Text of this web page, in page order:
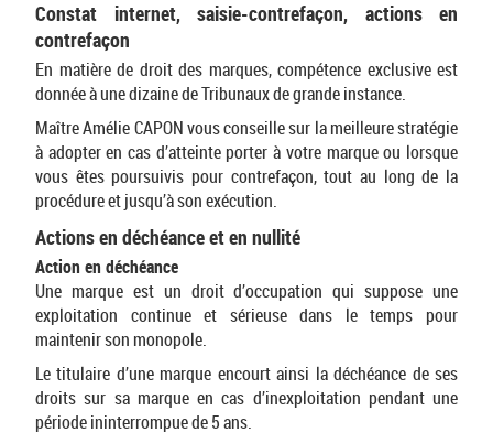
Constat internet, saisie-contrefaçon, actions en
contrefaçon
En matière de droit des marques, compétence exclusive est
donnée à une dizaine de Tribunaux de grande instance.
Maître Amélie CAPON vous conseille sur la meilleure stratégie
à adopter en cas d’atteinte porter à votre marque ou lorsque
vous êtes poursuivis pour contrefaçon, tout au long de la
procédure et jusqu’à son exécution.
Actions en déchéance et en nullité
Action en déchéance
Une marque est un droit d’occupation qui suppose une
exploitation continue et sérieuse dans le temps pour
maintenir son monopole.
Le titulaire d’une marque encourt ainsi la déchéance de ses
droits sur sa marque en cas d’inexploitation pendant une
période ininterrompue de 5 ans.